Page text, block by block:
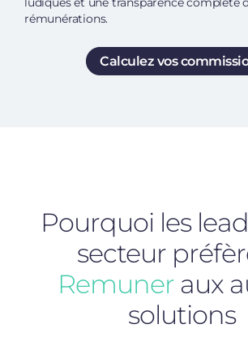
rémunérations.
Calculez vos
Pourquoi les
secteur
Remuner aux
solutions